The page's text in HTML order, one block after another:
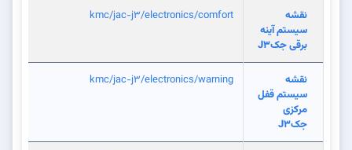
نقشه
سیستم آینه
برقی جکJ3
kmc/jac-j3/electronics/comfort
نقشه
سیستم قفل
مرکزی
جکJ3
kmc/jac-j3/electronics/warning